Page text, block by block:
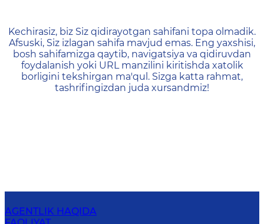
404 — Страница не
Kechirasiz, biz Siz qidirayotgan sahifani topa olmadik.
Afsuski, Siz izlagan sahifa mavjud emas. Eng yaxshisi,
bosh sahifamizga qaytib, navigatsiya va qidiruvdan
foydalanish yoki URL manzilini kiritishda xatolik
borligini tekshirgan ma'qul. Sizga katta rahmat,
tashrifingizdan juda xursandmiz!
AGENTLIK HAQIDA